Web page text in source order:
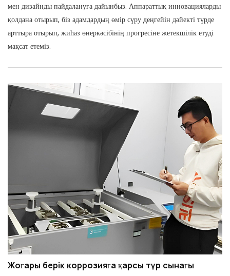
мен дизайнды пайдалануға дайынбыз. Аппараттық инновацияларды
қолдана отырып, біз адамдардың өмір сүру деңгейін дәйекті түрде
арттыра отырып, жиһаз өнеркәсібінің прогресіне жетекшілік етуді
мақсат етеміз.
Жоғары берік коррозияға қарсы түр сынағы